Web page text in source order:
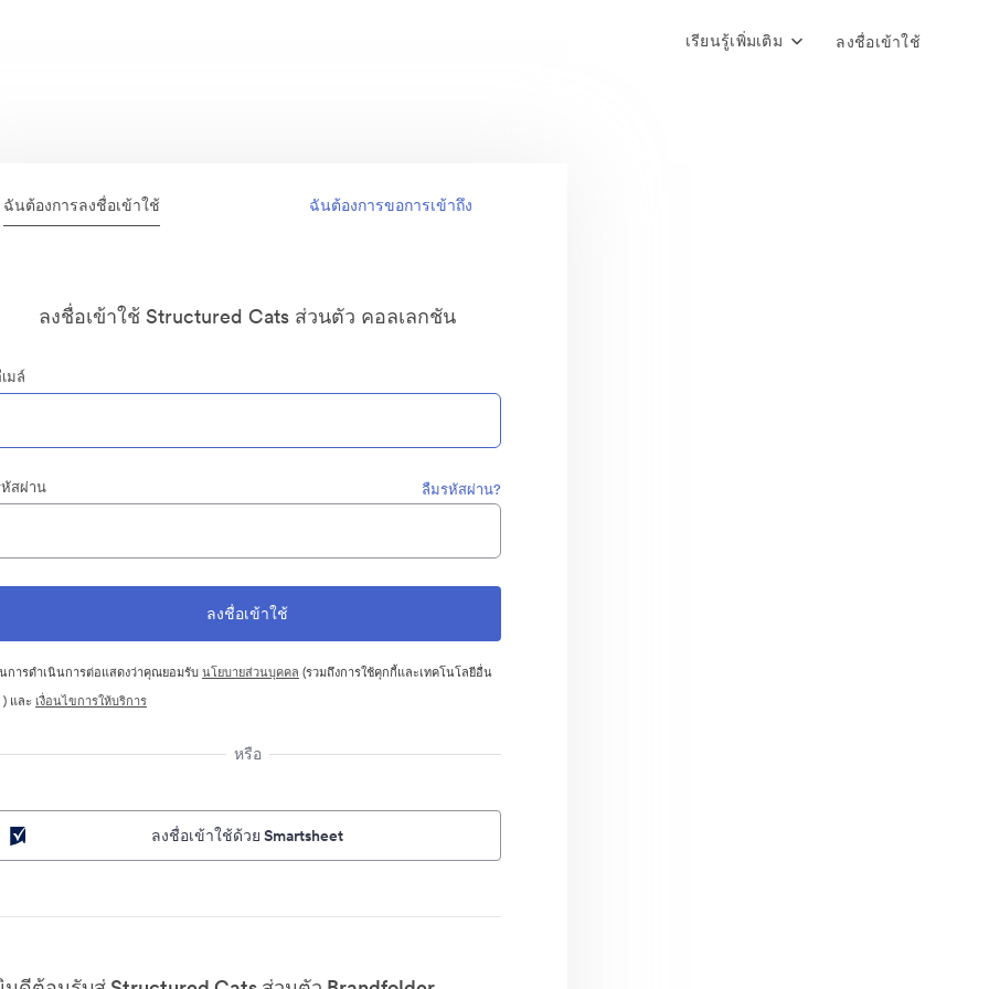
เรียนรู้เพิ่มเติม ลงชื่อเข้าใช้
ฉันต้องการลงชื่อเข้าใช้ ฉันต้องการขอการเข้าถึง
ลงชื่อเข้าใช้ Structured Cats ส่วนตัว คอลเลกชัน
มล์
สผ่าน ลืมรหัสผ่าน?
การดำเนินการต่อแสดงว่าคุณยอมรับนโยบายส่วนบุคคล (รวมถึงการใช้คุกกี้และเทคโนโลยีอื่น
) และ เงื่อนไขการให้บริการ
หรือ
ลงชื่อเข้าใช้ด้วย Smartsheet